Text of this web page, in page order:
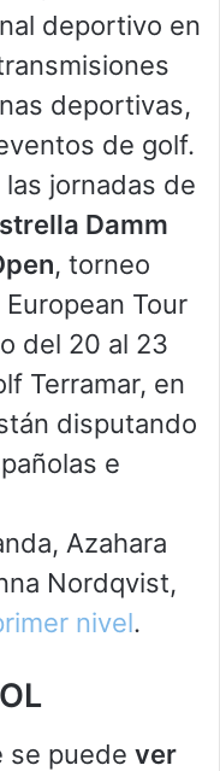
deportivo en
deportivas,
de golf.
jornadas de
Damm
, torneo
Tour
del 20 al 23
Terramar, en
disputando
e
Azahara
Nordqvist,
nivel.
se puede ver